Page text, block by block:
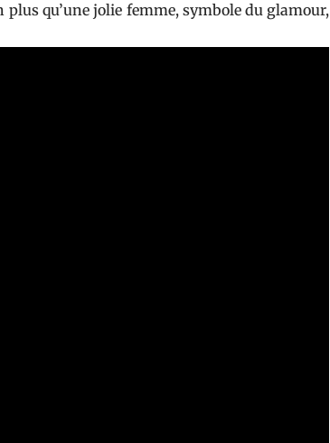
qu’une jolie femme, symbole du glamour,